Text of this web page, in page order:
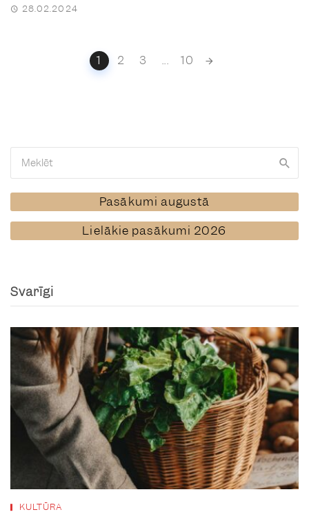
28.02.2024
1 2 3 ... 10
Pasākumi augustā
Lielākie pasākumi 2026
Svarīgi
KULTŪRA